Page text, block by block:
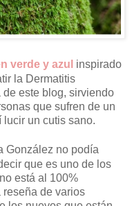
verde y azul inspirado
la Dermatitis
este blog, sirviendo
que sufren de un
lucir un cutis sano.
González no podía
que es uno de los
está al 100%
de varios